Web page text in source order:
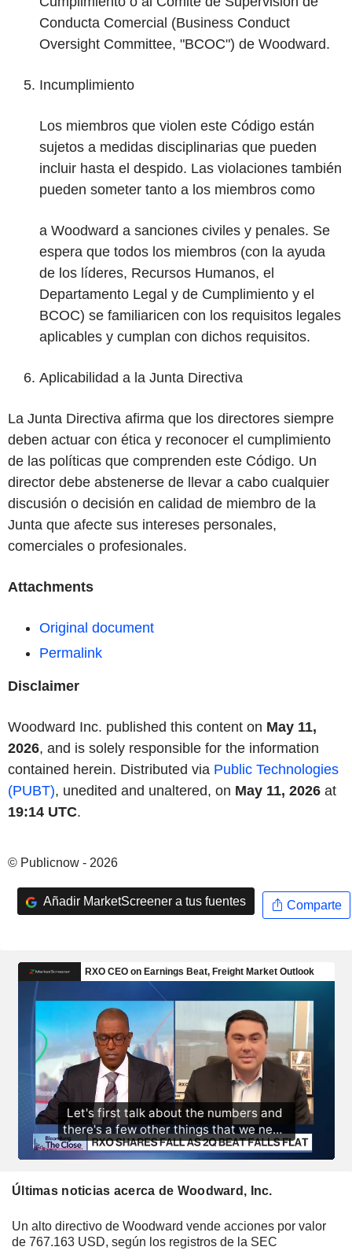
Conducta Comercial (Business Conduct
Oversight Committee, "BCOC") de Woodward.
Incumplimiento
Los miembros que violen este Código están
sujetos a medidas disciplinarias que pueden
incluir hasta el despido. Las violaciones también
pueden someter tanto a los miembros como
a Woodward a sanciones civiles y penales. Se
espera que todos los miembros (con la ayuda
de los líderes, Recursos Humanos, el
Departamento Legal y de Cumplimiento y el
BCOC) se familiaricen con los requisitos legales
aplicables y cumplan con dichos requisitos.
Aplicabilidad a la Junta Directiva
La Junta Directiva afirma que los directores siempre
deben actuar con ética y reconocer el cumplimiento
de las políticas que comprenden este Código. Un
director debe abstenerse de llevar a cabo cualquier
discusión o decisión en calidad de miembro de la
Junta que afecte sus intereses personales,
comerciales o profesionales.
Attachments
Original document
Permalink
Disclaimer
Woodward Inc. published this content on May 11,
2026, and is solely responsible for the information
contained herein. Distributed via Public Technologies
(PUBT), unedited and unaltered, on May 11, 2026 at
19:14 UTC.
© Publicnow - 2026
Añadir MarketScreener a tus fuentes Comparte
Últimas noticias acerca de Woodward, Inc.
Un alto directivo de Woodward vende acciones por valor
de 767.163 USD, según los registros de la SEC